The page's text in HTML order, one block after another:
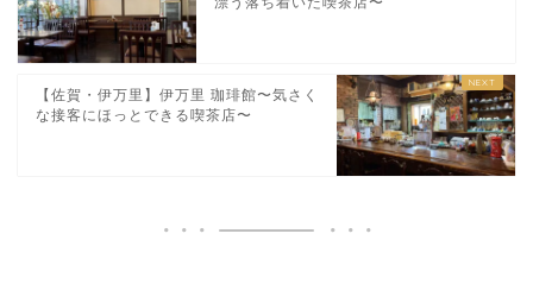
【佐賀・伊万里】伊万里 珈琲館〜気さく
な接客にほっとできる喫茶店〜